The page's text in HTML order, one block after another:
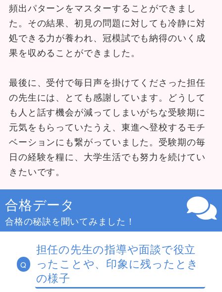
頻出パターンをマスターすることができまし
た。その結果、初見の問題に対しても冷静に対
処できる力が養われ、冠模試でも納得のいく成
果を収めることができました。
最後に、受付で毎日声を掛けてくださった担任
の先生には、とても感謝しています。どうして
も人と話す機会が減ってしまいがちな受験期に
元気をもらっていたうえ、東進へ登校するモチ
ベーションにも繋がっていました。受験期の毎
日の経験を糧に、大学生活でも努力を続けてい
きたいです。
合格データ
合格の秘訣を聞いてみました！
Q
担任の先生の指導や面談で役立
ったことや、印象に残ったとき
の様子